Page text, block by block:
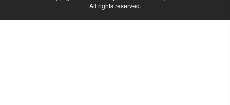
All rights reserved.